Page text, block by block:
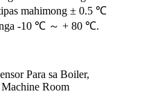
mahimong ± 0.5 ℃
nga -10 ℃ ～ + 80 ℃.